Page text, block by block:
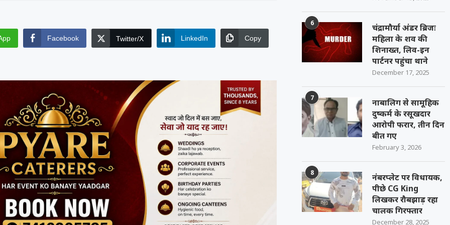
Facebook Twitter/X LinkedIn Copy
6
चंद्रामौर्या अंडर ब्रिजः
महिला के शव की
शिनाख्त, लिव-इन
पार्टनर पहुंचा थाने
December 17, 2025
7
नाबालिग से सामूहिक
दुष्कर्म के रसूखदार
आरोपी फरार, तीन दिन
बीत गए
February 3, 2026
8
नंबरप्लेट पर विधायक,
पीछे CG King
लिखकर रौबझाड़ रहा
चालक गिरफ्तार
December 28, 2025